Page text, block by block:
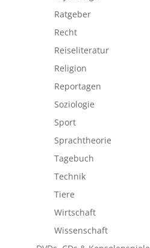
Ratgeber
Recht
Reiseliteratur
Religion
Reportagen
Soziologie
Sport
Sprachtheorie
Tagebuch
Technik
Tiere
Wirtschaft
Wissenschaft